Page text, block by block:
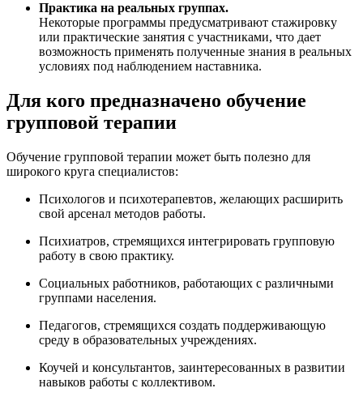
Практика на реальных группах.
Некоторые программы предусматривают стажировку
или практические занятия с участниками, что дает
возможность применять полученные знания в реальных
условиях под наблюдением наставника.
Для кого предназначено обучение
групповой терапии
Обучение групповой терапии может быть полезно для
широкого круга специалистов:
Психологов и психотерапевтов, желающих расширить
свой арсенал методов работы.
Психиатров, стремящихся интегрировать групповую
работу в свою практику.
Социальных работников, работающих с различными
группами населения.
Педагогов, стремящихся создать поддерживающую
среду в образовательных учреждениях.
Коучей и консультантов, заинтересованных в развитии
навыков работы с коллективом.